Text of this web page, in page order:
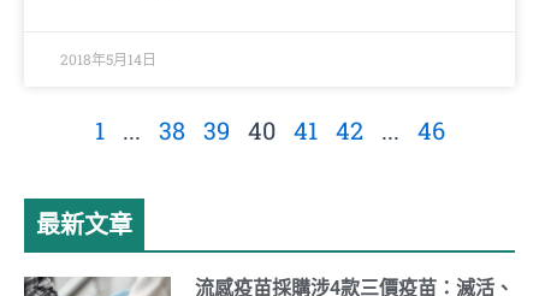
2018年5月14日
1 ... 38 39 40 41 42 ... 46
最新文章
流感疫苗採購涉4款三價疫苗：滅活、